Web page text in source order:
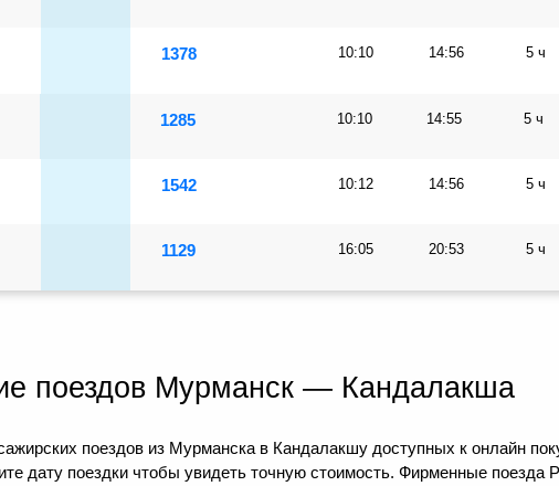
1378 10:10 14:56 5 ч
1285 10:10 14:55 5 ч
1542 10:12 14:56 5 ч
1129 16:05 20:53 5 ч
поездов Мурманск — Кандалакша
поездов из Мурманска в Кандалакшу доступных к онлайн
дату поездки чтобы увидеть точную стоимость. Фирменные